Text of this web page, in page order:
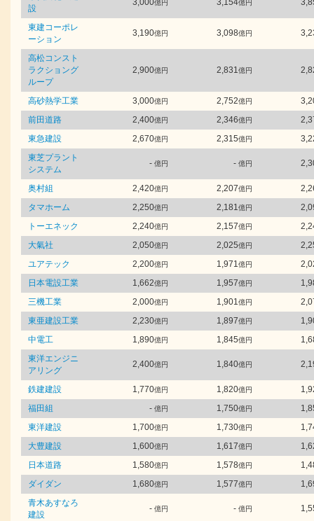
設
3,000億円 3,154億円
東建コーポレ
ーション
3,190億円 3,098億円
高松コンスト
ラクショング
ループ
2,900億円 2,831億円
高砂熱学工業 3,000億円 2,752億円
前田道路
2,400億円 2,346億円
東急建設
2,670億円 2,315億円
東芝プラント
システム
- 億円 - 億円
奥村組 2,420億円 2,207億円
タマホーム
2,250億円 2,181億円
トーエネック
2,240億円 2,157億円
大氣社
2,050億円 2,025億円
ユアテック
2,200億円 1,971億円
日本電設工業
1,662億円 1,957億円
三機工業
2,000億円 1,901億円
東亜建設工業
2,230億円 1,897億円
中電工
1,890億円 1,845億円
東洋エンジニ
アリング
2,400億円 1,840億円
鉄建建設 1,770億円 1,820億円
福田組
- 億円 1,750億円
東洋建設
1,700億円 1,730億円
大豊建設
1,600億円 1,617億円
日本道路
1,580億円 1,578億円
ダイダン
1,680億円 1,577億円
青木あすなろ
建設
- 億円 - 億円